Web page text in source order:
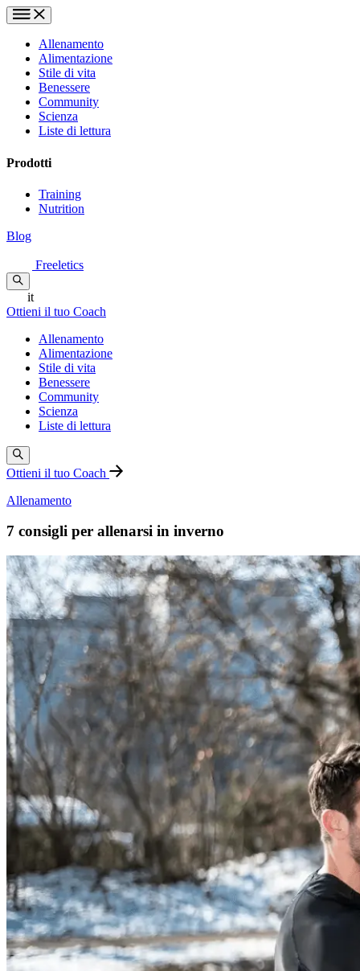
Allenamento
Alimentazione
Stile di vita
Benessere
Community
Scienza
Liste di lettura
Prodotti
Training
Nutrition
Blog
Freeletics
it
Ottieni il tuo Coach
Allenamento
Alimentazione
Stile di vita
Benessere
Community
Scienza
Liste di lettura
Ottieni il tuo Coach
Allenamento
7 consigli per allenarsi in inverno